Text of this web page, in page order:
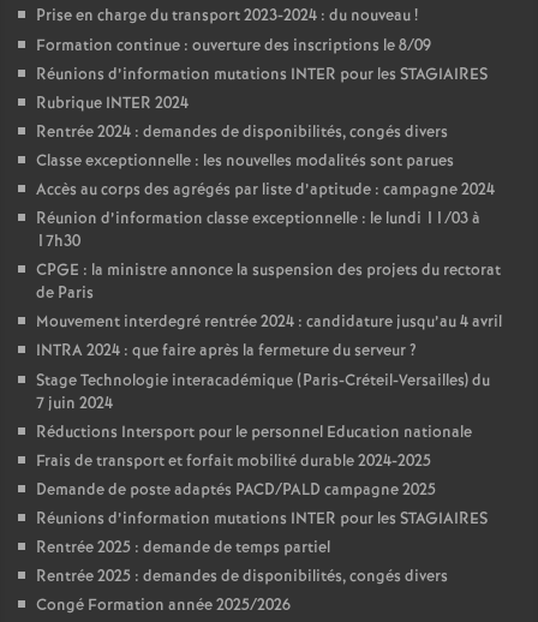
Prise en charge du transport 2023-2024 : du nouveau!
Formation continue : ouverture des inscriptions le 8/09
Réunions d’information mutations INTER pour les STAGIAIRES
Rubrique INTER 2024
Rentrée 2024 : demandes de disponibilités, congés divers
Classe exceptionnelle : les nouvelles modalités sont parues
Accès au corps des agrégés par liste d’aptitude : campagne 2024
Réunion d’information classe exceptionnelle : le lundi 11/03 à
17h30
CPGE : la ministre annonce la suspension des projets du rectorat
de Paris
Mouvement interdegré rentrée 2024 : candidature jusqu’au 4 avril
INTRA 2024 : que faire après la fermeture du serveur?
Stage Technologie interacadémique (Paris-Créteil-Versailles) du
7 juin 2024
Réductions Intersport pour le personnel Education nationale
Frais de transport et forfait mobilité durable 2024-2025
Demande de poste adaptés PACD/PALD campagne 2025
Réunions d’information mutations INTER pour les STAGIAIRES
Rentrée 2025 : demande de temps partiel
Rentrée 2025 : demandes de disponibilités, congés divers
Congé Formation année 2025/2026